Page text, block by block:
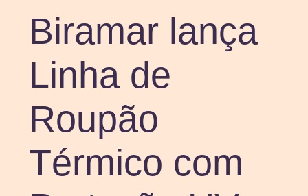
Biramar lança
Linha de
Roupão
Térmico com